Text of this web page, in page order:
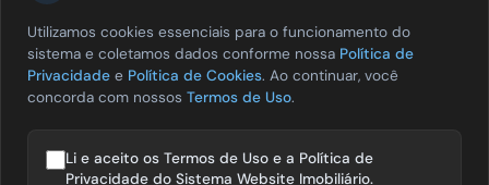
SUPORTE
Dúvidas Frequentes
Falar com um especialista
Termos de Uso
Política de Cookies
Utilizamos cookies essenciais para o funcionamento do
sistema e coletamos dados conforme nossa Política de
Privacidade e Política de Cookies. Ao continuar, você
concorda com nossos Termos de Uso.
Li e aceito os Termos de Uso e a Política de
Privacidade do Sistema Website Imobiliário.